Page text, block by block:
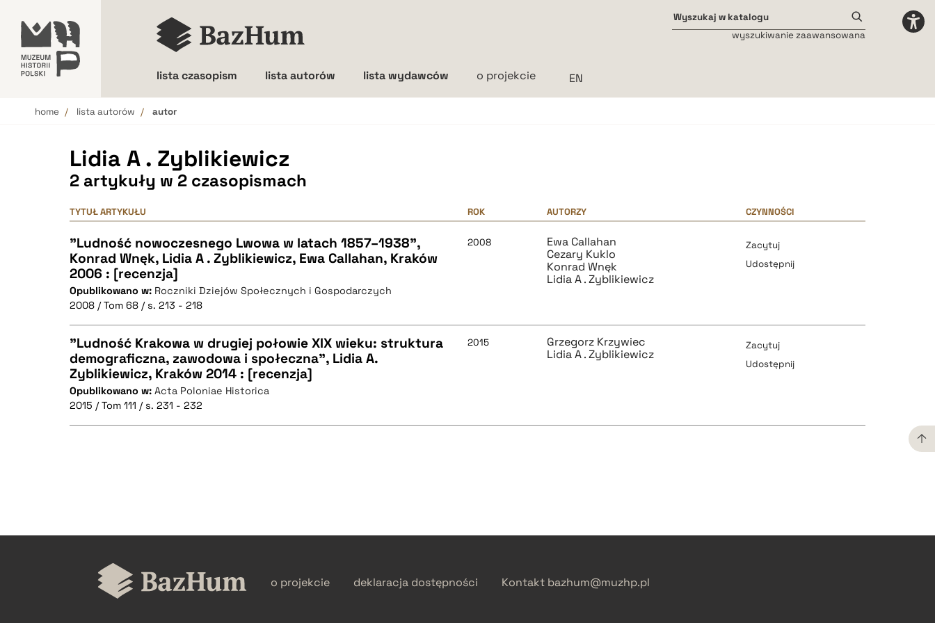
lista czasopism lista autorów lista wydawców o projekcie
wyszukiwanie zaawansowana
home lista autorów autor
Lidia A . Zyblikiewicz
2 artykuły w 2 czasopismach
TYTUŁ ARTYKUŁU ROK AUTORZY CZYNNOŚCI
"Ludność nowoczesnego Lwowa w latach 1857–1938",
Konrad Wnęk, Lidia A . Zyblikiewicz, Ewa Callahan, Kraków
2006 : [recenzja]
Opublikowano w: Roczniki Dziejów Społecznych i Gospodarczych
2008 / Tom 68 / s. 213 - 218
2008
Ewa Callahan
Cezary Kuklo
Konrad Wnęk
Lidia A . Zyblikiewicz
Zacytuj
Udostępnij
CZYSTY TEKST
"Ludność Krakowa w drugiej połowie XIX wieku: struktura
demograficzna, zawodowa i społeczna", Lidia A.
Zyblikiewicz, Kraków 2014 : [recenzja]
Opublikowano w: Acta Poloniae Historica
2015 / Tom 111 / s. 231 - 232
2015
Grzegorz Krzywiec
Lidia A . Zyblikiewicz
Zacytuj
Udostępnij
o projekcie deklaracja dostępności Kontakt bazhum@muzhp.pl